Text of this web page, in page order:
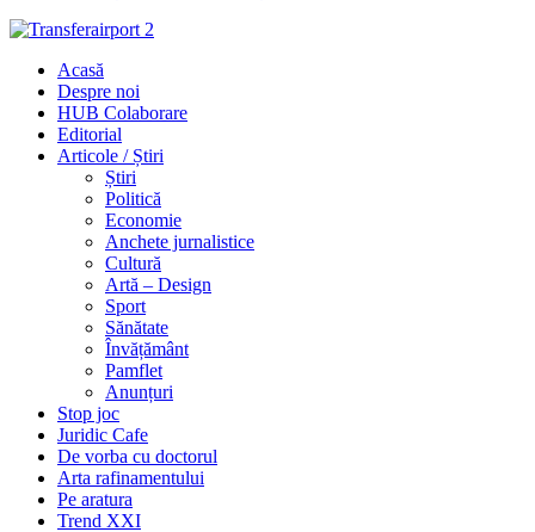
Acasă
Despre noi
HUB Colaborare
Editorial
Articole / Știri
Știri
Politică
Economie
Anchete jurnalistice
Cultură
Artă – Design
Sport
Sănătate
Învățământ
Pamflet
Anunțuri
Stop joc
Juridic Cafe
De vorba cu doctorul
Arta rafinamentului
Pe aratura
Trend XXI